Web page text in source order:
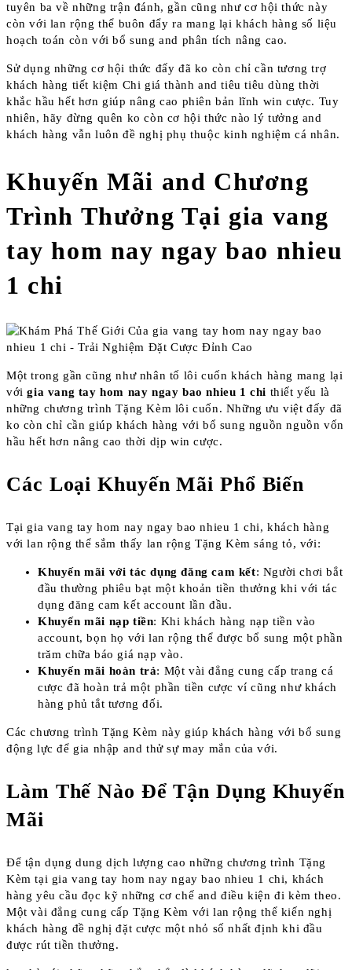
tuyên ba về những trận đánh, gần cũng như cơ hội thức này
còn với lan rộng thể buôn đẩy ra mang lại khách hàng số liệu
hoạch toán còn với bổ sung and phân tích nâng cao.
Sử dụng những cơ hội thức đấy đã ko còn chỉ cần tương trợ
khách hàng tiết kiệm Chi giá thành and tiêu tiêu dùng thời
khắc hầu hết hơn giúp nâng cao phiên bản lĩnh win cược. Tuy
nhiên, hãy đừng quên ko còn cơ hội thức nào lý tưởng and
khách hàng vẫn luôn đề nghị phụ thuộc kinh nghiệm cá nhân.
Khuyến Mãi and Chương
Trình Thưởng Tại gia vang
tay hom nay ngay bao nhieu
1 chi
Một trong gần cũng như nhân tố lôi cuốn khách hàng mang lại
vớigia vang tay hom nay ngay bao nhieu 1 chi thiết yếu là
những chương trình Tặng Kèm lôi cuốn. Những ưu việt đấy đã
ko còn chỉ cần giúp khách hàng với bổ sung nguồn nguồn vốn
hầu hết hơn nâng cao thời dịp win cược.
Các Loại Khuyến Mãi Phổ Biến
Tại gia vang tay hom nay ngay bao nhieu 1 chi, khách hàng
với lan rộng thể sắm thấy lan rộng Tặng Kèm sáng tỏ, với:
Khuyến mãi với tác dụng đăng cam kết: Người chơi bắt
đầu thường phiêu bạt một khoản tiền thưởng khi với tác
dụng đăng cam kết account lần đầu.
Khuyến mãi nạp tiền: Khi khách hàng nạp tiền vào
account, bọn họ với lan rộng thể được bổ sung một phần
trăm chữa báo giá nạp vào.
Khuyến mãi hoàn trả: Một vài đẳng cung cấp trang cá
cược đã hoàn trả một phần tiền cược ví cũng như khách
hàng phủ tắt tương đối.
Các chương trình Tặng Kèm này giúp khách hàng với bổ sung
động lực để gia nhập and thử sự may mắn của với.
Làm Thế Nào Để Tận Dụng Khuyến
Mãi
Để tận dụng dung dịch lượng cao những chương trình Tặng
Kèm tại gia vang tay hom nay ngay bao nhieu 1 chi, khách
hàng yêu cầu đọc kỹ những cơ chế and điều kiện đi kèm theo.
Một vài đẳng cung cấp Tặng Kèm với lan rộng thể kiến nghị
khách hàng đề nghị đặt cược một nhỏ số nhất định khi đầu
được rút tiền thưởng.